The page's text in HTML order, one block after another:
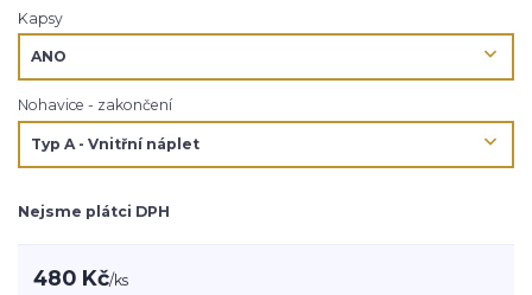
Kapsy
Nohavice - zakončení
Nejsme plátci DPH
480 Kč/ks